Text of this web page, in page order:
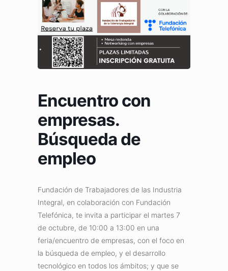
Encuentro con
empresas.
Búsqueda de
empleo
Fundación de Trabajadores de las Industria
Integral, en colaboración con Fundación
Telefónica, te invita a participar el martes 7
de octubre, de 10:00 a 13:00 en una
feria/encuentro de empresas, con el foco en
la búsqueda de empleo, y el desarrollo
tecnológico en todos los ámbitos; y que se